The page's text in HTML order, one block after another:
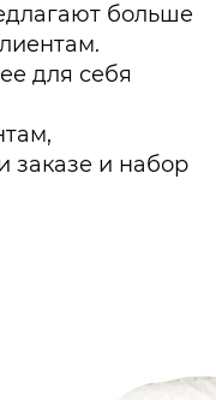
больше
для себя
заказе и набор